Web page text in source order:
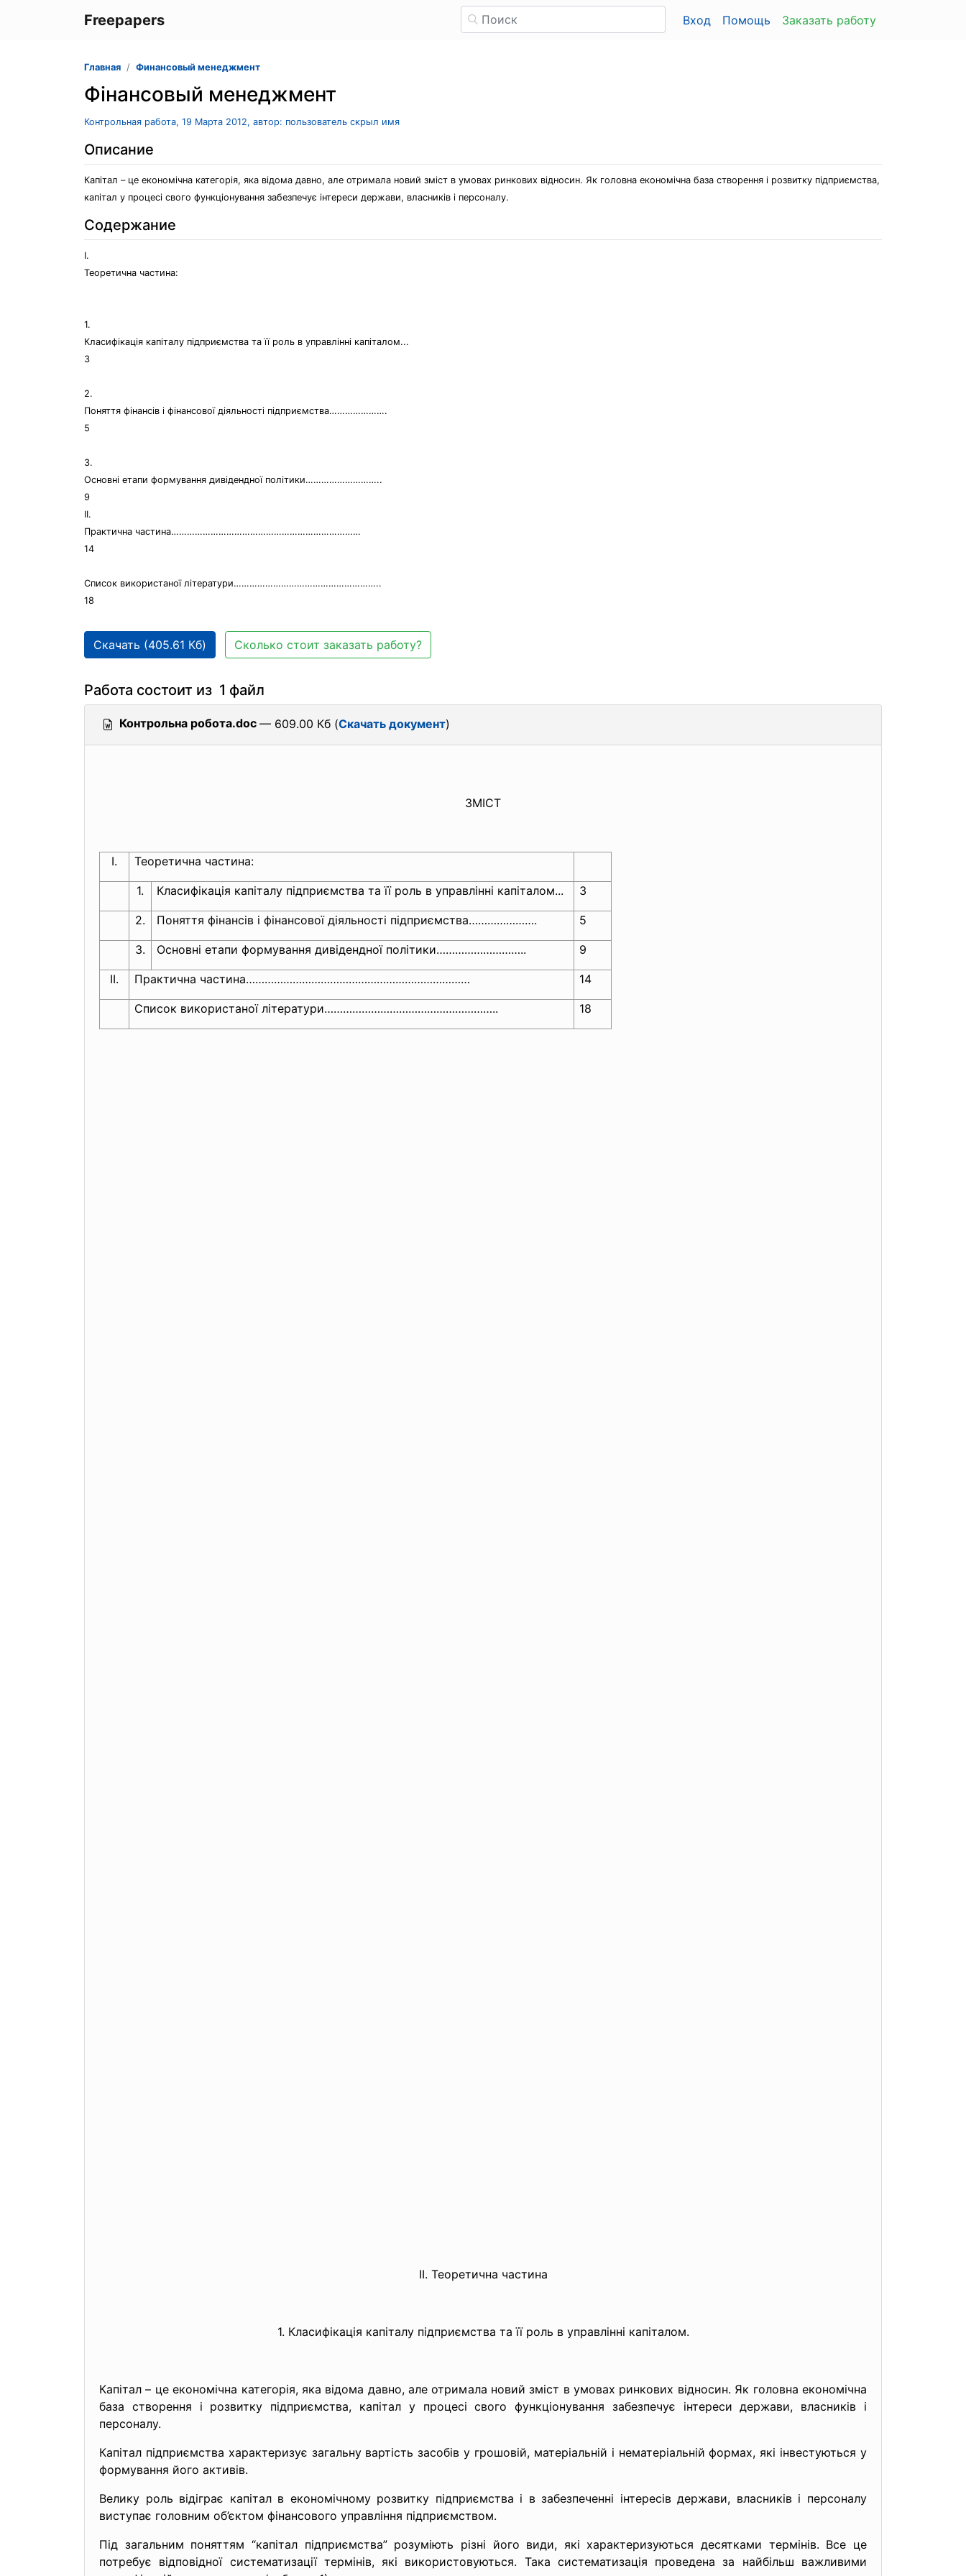
Freepapers Вход Помощь Заказать работу
Главная Финансовый менеджмент
Фінансовый менеджмент
Контрольная работа, 19 Марта 2012, автор: пользователь скрыл имя
Описание
Капітал – це економічна категорія, яка відома давно, але отримала новий зміст в умовах ринкових відносин. Як головна економічна база створення і розвитку підприємства,
капітал у процесі свого функціонування забезпечує інтереси держави, власників і персоналу.
Содержание
І.
Теоретична частина:
1.
Класифікація капіталу підприємства та її роль в управлінні капіталом...
3
2.
Поняття фінансів і фінансової діяльності підприємства………………….
5
3.
Основні етапи формування дивідендної політики………………………..
9
ІІ.
Практична частина………………………………………………………………
14
Список використаної літератури………………………………………………..
18
Скачать (405.61 Кб) Сколько стоит заказать работу?
Работа состоит из 1 файл
Контрольна робота.doc — 609.00 Кб (Скачать документ)
ЗМІСТ
І. Теоретична частина:
1. Класифікація капіталу підприємства та її роль в управлінні капіталом... 3
2. Поняття фінансів і фінансової діяльності підприємства…………………. 5
3. Основні етапи формування дивідендної політики……………………….. 9
ІІ. Практична частина……………………………………………………………… 14
Список використаної літератури……………………………………………….. 18
ІІ. Теоретична частина
1. Класифікація капіталу підприємства та її роль в управлінні капіталом.
Капітал – це економічна категорія, яка відома давно, але отримала новий зміст в умовах ринкових відносин. Як головна економічна
база створення і розвитку підприємства, капітал у процесі свого функціонування забезпечує інтереси держави, власників і
персоналу.
Капітал підприємства характеризує загальну вартість засобів у грошовій, матеріальній і нематеріальній формах, які інвестуються у
формування його активів.
Велику роль відіграє капітал в економічному розвитку підприємства і в забезпеченні інтересів держави, власників і персоналу
виступає головним об’єктом фінансового управління підприємством.
Під загальним поняттям “капітал підприємства” розуміють різні його види, які характеризуються десятками термінів. Все це
потребує відповідної систематизації термінів, які використовуються. Така систематизація проведена за найбільш важливими